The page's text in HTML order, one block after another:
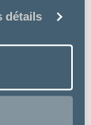
détails